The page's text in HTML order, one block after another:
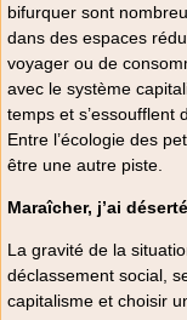
bifurquer sont
dans des espaces
voyager ou de
avec le système
temps et s’essoufflent
Entre l’écologie des
être une autre piste.
Maraîcher, j’ai
La gravité de la
déclassement social,
capitalisme et choisir